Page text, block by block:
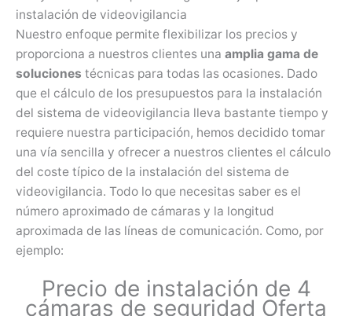
instalación de videovigilancia
Nuestro enfoque permite flexibilizar los precios y
proporciona a nuestros clientes una amplia gama de
soluciones técnicas para todas las ocasiones. Dado
que el cálculo de los presupuestos para la instalación
del sistema de videovigilancia lleva bastante tiempo y
requiere nuestra participación, hemos decidido tomar
una vía sencilla y ofrecer a nuestros clientes el cálculo
del coste típico de la instalación del sistema de
videovigilancia. Todo lo que necesitas saber es el
número aproximado de cámaras y la longitud
aproximada de las líneas de comunicación. Como, por
ejemplo:
Precio de instalación de 4
cámaras de seguridad Oferta